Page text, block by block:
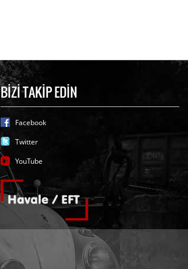
BİZİ TAKİP EDİN
Facebook
Twitter
YouTube